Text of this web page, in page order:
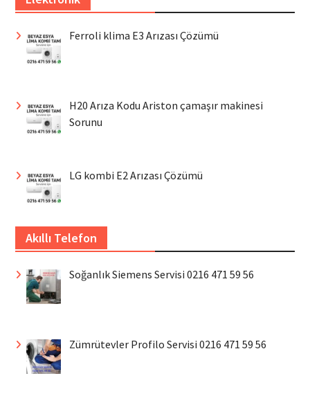
Ferroli klima E3 Arızası Çözümü
H20 Arıza Kodu Ariston çamaşır makinesi
Sorunu
LG kombi E2 Arızası Çözümü
Akıllı Telefon
Soğanlık Siemens Servisi 0216 471 59 56
Zümrütevler Profilo Servisi 0216 471 59 56